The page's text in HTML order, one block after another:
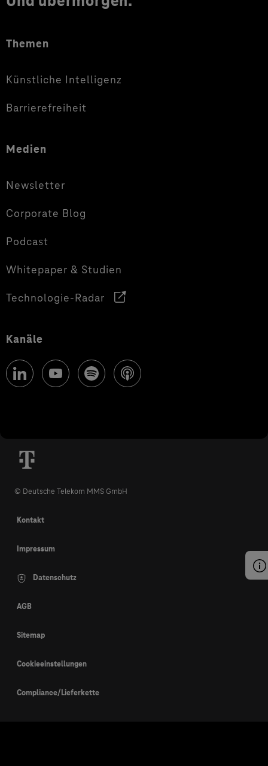
Themen
Künstliche Intelligenz
Barrierefreiheit
Medien
Newsletter
Corporate Blog
Podcast
Whitepaper & Studien
Technologie-Radar
Kanäle
© Deutsche Telekom MMS GmbH
Kontakt
Impressum
Datenschutz
AGB
Sitemap
Cookieeinstellungen
Compliance/Lieferkette